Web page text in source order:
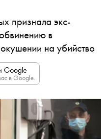
признала экс-
в
на убийство
Google
в Google.